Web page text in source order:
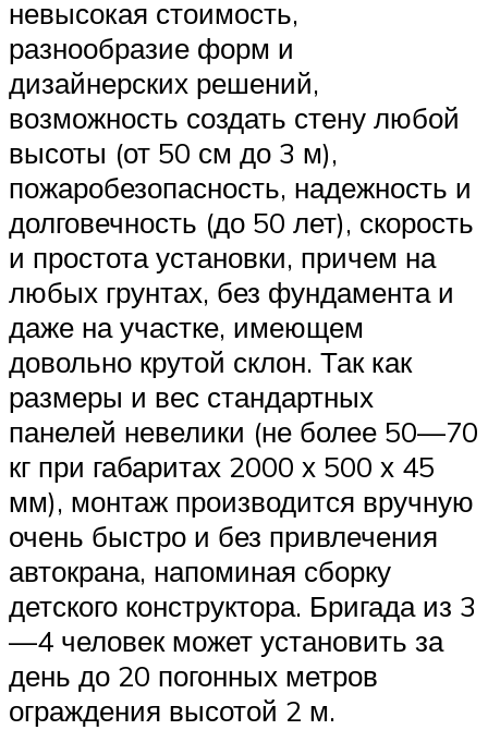
невысокая стоимость,
разнообразие форм и
дизайнерских решений,
возможность создать стену любой
высоты (от 50 см до 3 м),
пожаробезопасность, надежность и
долговечность (до 50 лет), скорость
и простота установки, причем на
любых грунтах, без фундамента и
даже на участке, имеющем
довольно крутой склон. Так как
размеры и вес стандартных
панелей невелики (не более 50—70
кг при габаритах 2000 х 500 х 45
мм), монтаж производится вручную
очень быстро и без привлечения
автокрана, напоминая сборку
детского конструктора. Бригада из 3
—4 человек может установить за
день до 20 погонных метров
ограждения высотой 2 м.